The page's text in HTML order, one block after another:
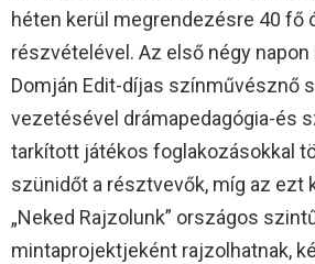
héten kerül megrendezésre 40 fő
részvételével. Az első négy napon
Domján Edit-díjas színművésznő
vezetésével drámapedagógia-és
tarkított játékos foglakozásokkal
szünidőt a résztvevők, míg az ezt
„Neked Rajzolunk” országos
mintaprojektjeként rajzolhatnak,